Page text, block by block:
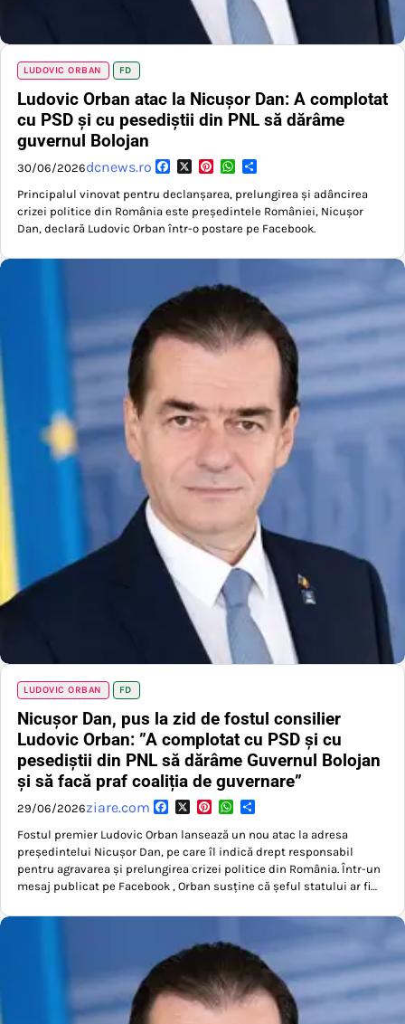
LUDOVIC ORBAN FD
Ludovic Orban atac la Nicușor Dan: A complotat
cu PSD și cu pesediștii din PNL să dărâme
guvernul Bolojan
30/06/2026dcnews.ro Facebook
X PinterestWhatsApp
Principalul vinovat pentru declanșarea, prelungirea și adâncirea
crizei politice din România este președintele României, Nicușor
Dan, declară Ludovic Orban într-o postare pe Facebook.
LUDOVIC ORBAN FD
Nicușor Dan, pus la zid de fostul consilier
Ludovic Orban: ”A complotat cu PSD și cu
pesediștii din PNL să dărâme Guvernul Bolojan
și să facă praf coaliția de guvernare”
29/06/2026ziare.com Facebook
X PinterestWhatsApp
Fostul premier Ludovic Orban lansează un nou atac la adresa
președintelui Nicușor Dan, pe care îl indică drept responsabil
pentru agravarea și prelungirea crizei politice din România. Într-un
mesaj publicat pe Facebook , Orban susține că șeful statului ar fi…